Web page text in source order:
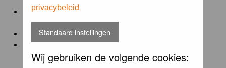
privacybeleid
Standaard instellingen
Wij gebruiken de volgende cookies:
Het onderwerp van de opdracht wordt bepaald door de
winnaar van de laatste maandopdracht
De community nomineert de winnaar.
Geregistreerde gebruikers van Birdpix kunnen onder
deze voorwaardendeelnemen.